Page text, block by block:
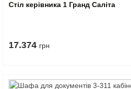
Стіл керівника 1 Гранд Саліта
17.374 грн